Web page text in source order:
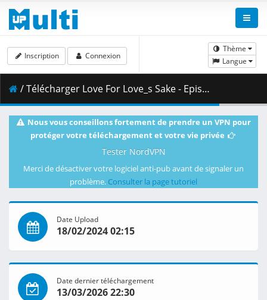
Thème
Langue
Inscription Connexion
/ Télécharger Love For Love_s Sake - Episode 4 (VOSTFR).mp4 ( 1.12 GB )
Nous vous conseillons fortement de prendre un VPN pour
protéger votre téléchargement et votre vie privée
Tester NordVPN
Merci de désactiver votre logiciel anti-pub avant de signaler un
problème. Consulter la page tutoriel
Date Upload
18/02/2024 02:15
Date dernier téléchargement
13/03/2026 22:30